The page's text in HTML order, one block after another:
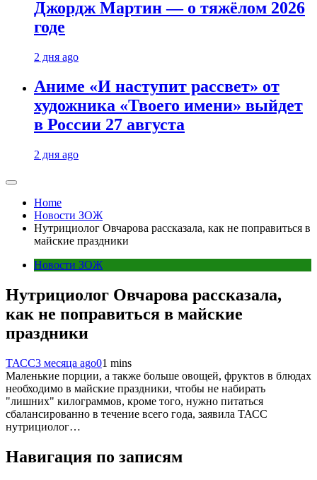
Джордж Мартин — о тяжёлом 2026
годе
2 дня ago
Аниме «И наступит рассвет» от
художника «Твоего имени» выйдет
в России 27 августа
2 дня ago
Home
Новости ЗОЖ
Нутрициолог Овчарова рассказала, как не поправиться в
майские праздники
Новости ЗОЖ
Нутрициолог Овчарова рассказала,
как не поправиться в майские
праздники
ТАСС3 месяца ago01 mins
Маленькие порции, а также больше овощей, фруктов в блюдах
необходимо в майские праздники, чтобы не набирать
"лишних" килограммов, кроме того, нужно питаться
сбалансированно в течение всего года, заявила ТАСС
нутрициолог…
Навигация по записям